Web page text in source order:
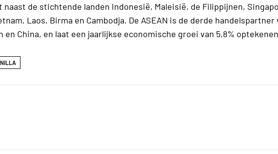
naast de stichtende landen Indonesië, Maleisië, de Filippijnen,
Laos, Birma en Cambodja. De ASEAN is de derde handelspartner
China, en laat een jaarlijkse economische groei van 5,8%